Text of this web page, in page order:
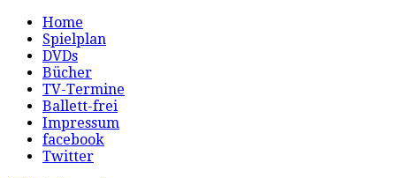
Home
Spielplan
DVDs
Bücher
TV-Termine
Ballett-frei
Impressum
facebook
Twitter